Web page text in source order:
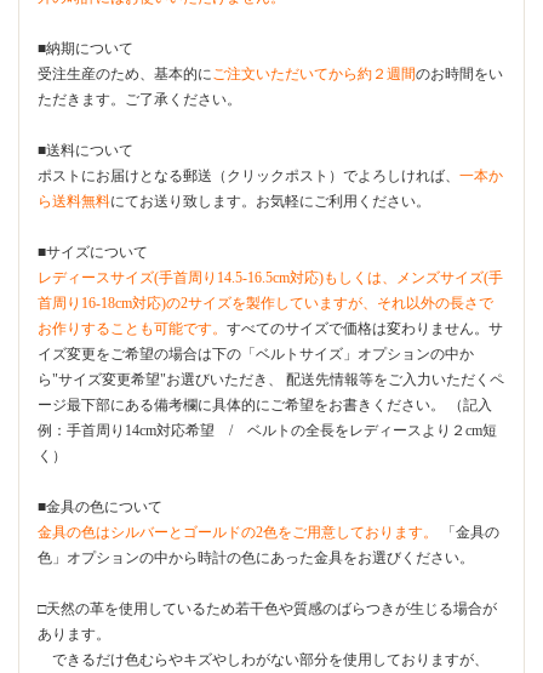
■納期について
受注生産のため、基本的にご注文いただいてから約２週間のお時間をい
ただきます。ご了承ください。
■送料について
ポストにお届けとなる郵送（クリックポスト）でよろしければ、 一本か
ら送料無料にてお送り致します。お気軽にご利用ください。
■サイズについて
レディースサイズ(手首周り14.5-16.5cm対応)もしくは、メンズサイズ(手
首周り16-18cm対応)の2サイズを製作していますが、それ以外の長さで
お作りすることも可能です。 すべてのサイズで価格は変わりません。サ
イズ変更をご希望の場合は下の「ベルトサイズ」オプションの中か
ら"サイズ変更希望"お選びいただき、 配送先情報等をご入力いただくペ
ージ最下部にある備考欄に具体的にご希望をお書きください。 （記入
例：手首周り14cm対応希望 / ベルトの全長をレディースより２cm短
く）
■金具の色について
金具の色はシルバーとゴールドの2色をご用意しております。
「金具の
色」オプションの中から時計の色にあった金具をお選びください。
□天然の革を使用しているため若干色や質感のばらつきが生じる場合が
あります。
できるだけ色むらやキズやしわがない部分を使用しておりますが、